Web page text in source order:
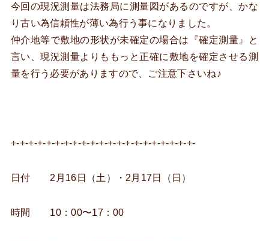
今回の現況測量は法務局に測量図があるのですが、かな
り古い為信頼性が薄い為行う事になりました。
仲介地等で敷地の形状が未確定の場合は『確定測量』と
言い、現況測量よりももっと正確に敷地を確定させる測
量を行う必要がありますので、ご注意下さいね♪
+-+-+-+-+-+-+-+-+-+-+-+-+-+-+-+-+-+-+-+-+-
日付 2月16日（土）・2月17日（日）
時間 10：00〜17：00